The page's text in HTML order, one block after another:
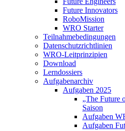
Future Innovators
RoboMission
WRO Starter
Teilnahmebedingungen
Datenschutzrichtlinien
WRO-Leitprinzipien
Download
Lerndossiers
Aufgabenarchiv
Aufgaben 2025
„The Future
Saison
Aufgaben
Aufgaben